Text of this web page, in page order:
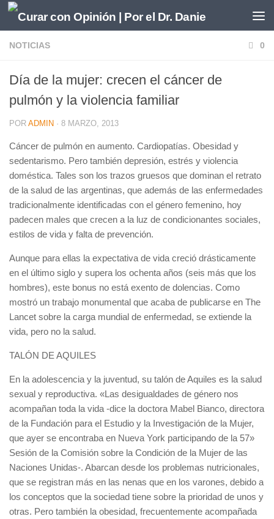
Saltar al contenido
NOTICIAS 0
Día de la mujer: crecen el cáncer de
pulmón y la violencia familiar
POR ADMIN · 8 MARZO, 2013
Cáncer de pulmón en aumento. Cardiopatías. Obesidad y
sedentarismo. Pero también depresión, estrés y violencia
doméstica. Tales son los trazos gruesos que dominan el retrato
de la salud de las argentinas, que además de las enfermedades
tradicionalmente identificadas con el género femenino, hoy
padecen males que crecen a la luz de condicionantes sociales,
estilos de vida y falta de prevención.
Aunque para ellas la expectativa de vida creció drásticamente
en el último siglo y supera los ochenta años (seis más que los
hombres), este bonus no está exento de dolencias. Como
mostró un trabajo monumental que acaba de publicarse en The
Lancet sobre la carga mundial de enfermedad, se extiende la
vida, pero no la salud.
TALÓN DE AQUILES
En la adolescencia y la juventud, su talón de Aquiles es la salud
sexual y reproductiva. «Las desigualdades de género nos
acompañan toda la vida -dice la doctora Mabel Bianco, directora
de la Fundación para el Estudio y la Investigación de la Mujer,
que ayer se encontraba en Nueva York participando de la 57»
Sesión de la Comisión sobre la Condición de la Mujer de las
Naciones Unidas-. Abarcan desde los problemas nutricionales,
que se registran más en las nenas que en los varones, debido a
los conceptos que la sociedad tiene sobre la prioridad de unos y
otras. Pero también la obesidad, frecuentemente acompañada